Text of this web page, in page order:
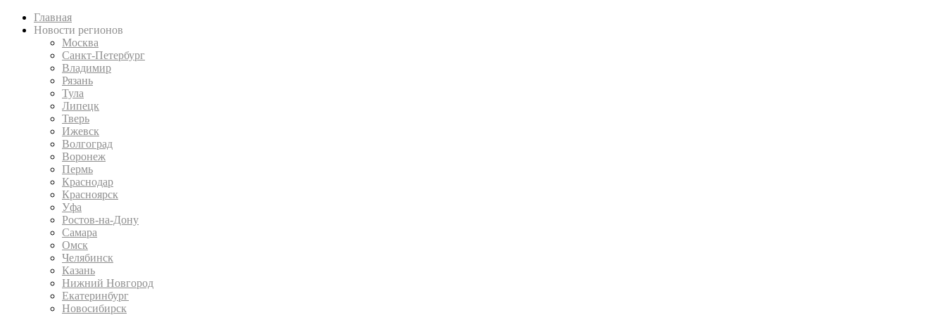
Главная
Новости регионов
Москва
Санкт-Петербург
Владимир
Рязань
Тула
Липецк
Тверь
Ижевск
Волгоград
Воронеж
Пермь
Краснодар
Красноярск
Уфа
Ростов-на-Дону
Самара
Омск
Челябинск
Казань
Нижний Новгород
Екатеринбург
Новосибирск